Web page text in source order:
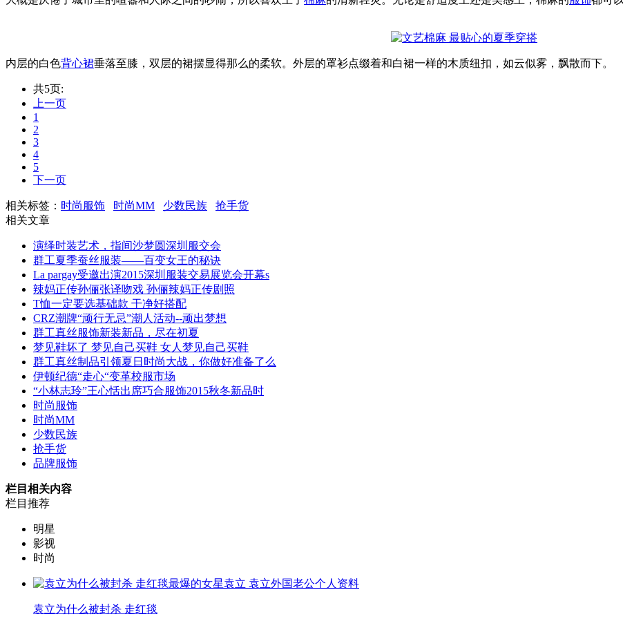
内层的白色背心裙垂落至膝，双层的裙摆显得那么的柔软。外层的罩衫点缀着和白裙一样的木质纽扣，如云似雾，飘散而下。
共5页:
上一页
1
2
3
4
5
下一页
相关标签： 时尚服饰 时尚MM 少数民族
抢手货
相关文章
演绎时装艺术，指间沙梦圆深圳服交会
群工夏季蚕丝服装——百变女王的秘诀
La pargay受邀出演2015深圳服装交易展览会开幕s
辣妈正传孙俪张译吻戏 孙俪辣妈正传剧照
T恤一定要选基础款 干净好搭配
CRZ潮牌“顽行无忌”潮人活动--顽出梦想
群工真丝服饰新装新品，尽在初夏
梦见鞋坏了 梦见自己买鞋 女人梦见自己买鞋
群工真丝制品引领夏日时尚大战，你做好准备了么
伊顿纪德“走心“变革校服市场
“小林志玲”王心恬出席巧合服饰2015秋冬新品时
时尚服饰
时尚MM
少数民族
抢手货
品牌服饰
栏目相关内容
栏目推荐
明星
影视
时尚
袁立为什么被封杀 走红毯